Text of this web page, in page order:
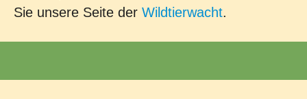
Sie unsere Seite der Wildtierwacht.